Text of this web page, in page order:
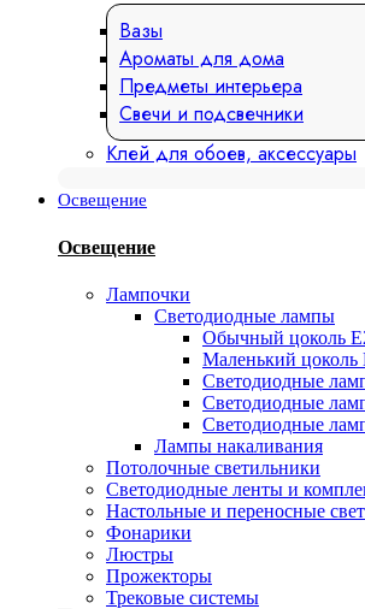
Вазы
Ароматы для дома
Предметы интерьера
Свечи и подсвечники
Клей для обоев, аксессуары
Освещение
Освещение
Лампочки
Светодиодные лампы
Обычный цоколь
Маленький цоколь
Светодиодные
Светодиодные
Светодиодные
Лампы накаливания
Потолочные светильники
Светодиодные ленты и
Настольные и переносные
Фонарики
Люстры
Прожекторы
Трековые системы